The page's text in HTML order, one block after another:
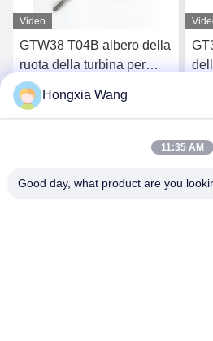
Video
GTW38 T04B albero della
ruota della turbina per
turbocompressori 407276-
6 407276-19 446905-2
446905-5Chatta Adesso
Hongxia Wang
11:35 AM
Good day, what product are you